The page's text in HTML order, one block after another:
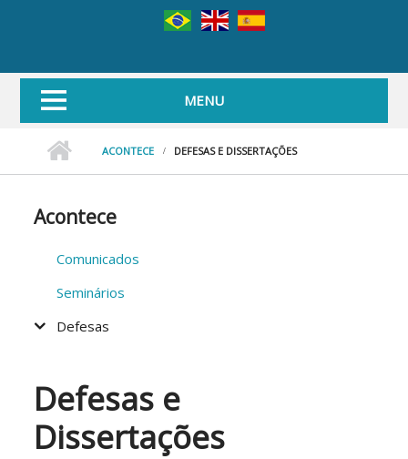
MENU
ACONTECE DEFESAS E DISSERTAÇÕES
Acontece
Comunicados
Seminários
Defesas
Defesas e
Dissertações